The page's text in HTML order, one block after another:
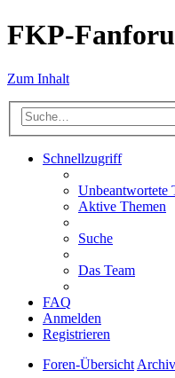
FKP-
Zum Inhalt
Schnellzugriff
Unbeantwortete
Aktive Themen
Suche
Das Team
FAQ
Anmelden
Registrieren
Foren-Übersicht